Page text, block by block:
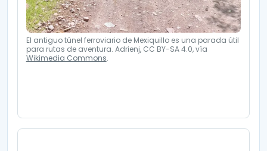
El antiguo túnel ferroviario de Mexiquillo es una parada útil
para rutas de aventura. Adrienj, CC BY-SA 4.0, vía
Wikimedia Commons.